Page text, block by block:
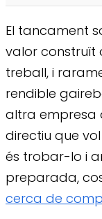
El tancament
valor construït
treball, i
rendible
altra empresa
directiu que
és trobar-lo i
preparada,
cerca de